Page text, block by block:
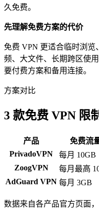
久免费。
先理解免费方案的代价
免费 VPN 更适合临时浏览
频、大文件、长期跨区使
要付费方案和备用连接。
方案对比
3 款免费 VPN 限
产品 免费流
PrivadoVPN
每月 10GB
ZoogVPN
每月最高
AdGuard VPN 每月 3GB
数据来自各产品官方页面